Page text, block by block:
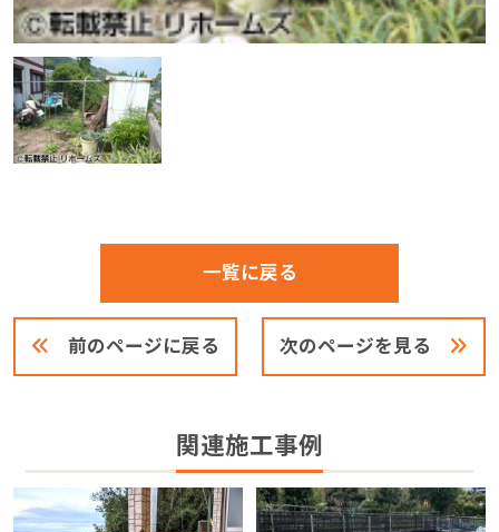
前のページに戻る
一覧に戻る
次のページを見る
関連施工事例